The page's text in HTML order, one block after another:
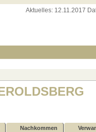
Aktuelles: 12.11.2017
Nachkommen